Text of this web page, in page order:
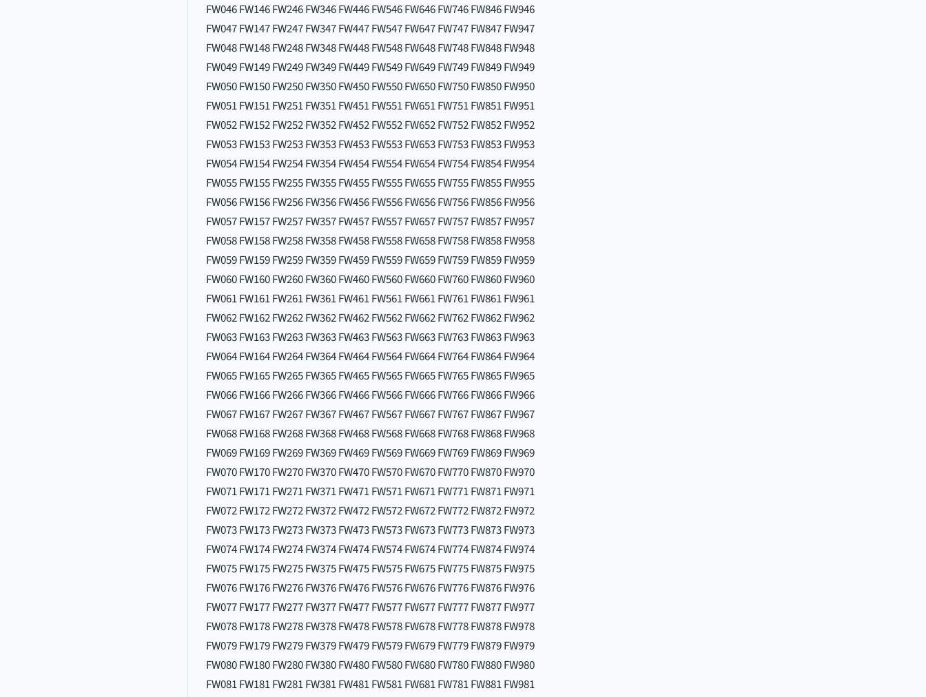
FW046 FW146 FW246 FW346 FW446 FW546 FW646 FW746 FW846 FW946
FW047 FW147 FW247 FW347 FW447 FW547 FW647 FW747 FW847 FW947
FW048 FW148 FW248 FW348 FW448 FW548 FW648 FW748 FW848 FW948
FW049 FW149 FW249 FW349 FW449 FW549 FW649 FW749 FW849 FW949
FW050 FW150 FW250 FW350 FW450 FW550 FW650 FW750 FW850 FW950
FW051 FW151 FW251 FW351 FW451 FW551 FW651 FW751 FW851 FW951
FW052 FW152 FW252 FW352 FW452 FW552 FW652 FW752 FW852 FW952
FW053 FW153 FW253 FW353 FW453 FW553 FW653 FW753 FW853 FW953
FW054 FW154 FW254 FW354 FW454 FW554 FW654 FW754 FW854 FW954
FW055 FW155 FW255 FW355 FW455 FW555 FW655 FW755 FW855 FW955
FW056 FW156 FW256 FW356 FW456 FW556 FW656 FW756 FW856 FW956
FW057 FW157 FW257 FW357 FW457 FW557 FW657 FW757 FW857 FW957
FW058 FW158 FW258 FW358 FW458 FW558 FW658 FW758 FW858 FW958
FW059 FW159 FW259 FW359 FW459 FW559 FW659 FW759 FW859 FW959
FW060 FW160 FW260 FW360 FW460 FW560 FW660 FW760 FW860 FW960
FW061 FW161 FW261 FW361 FW461 FW561 FW661 FW761 FW861 FW961
FW062 FW162 FW262 FW362 FW462 FW562 FW662 FW762 FW862 FW962
FW063 FW163 FW263 FW363 FW463 FW563 FW663 FW763 FW863 FW963
FW064 FW164 FW264 FW364 FW464 FW564 FW664 FW764 FW864 FW964
FW065 FW165 FW265 FW365 FW465 FW565 FW665 FW765 FW865 FW965
FW066 FW166 FW266 FW366 FW466 FW566 FW666 FW766 FW866 FW966
FW067 FW167 FW267 FW367 FW467 FW567 FW667 FW767 FW867 FW967
FW068 FW168 FW268 FW368 FW468 FW568 FW668 FW768 FW868 FW968
FW069 FW169 FW269 FW369 FW469 FW569 FW669 FW769 FW869 FW969
FW070 FW170 FW270 FW370 FW470 FW570 FW670 FW770 FW870 FW970
FW071 FW171 FW271 FW371 FW471 FW571 FW671 FW771 FW871 FW971
FW072 FW172 FW272 FW372 FW472 FW572 FW672 FW772 FW872 FW972
FW073 FW173 FW273 FW373 FW473 FW573 FW673 FW773 FW873 FW973
FW074 FW174 FW274 FW374 FW474 FW574 FW674 FW774 FW874 FW974
FW075 FW175 FW275 FW375 FW475 FW575 FW675 FW775 FW875 FW975
FW076 FW176 FW276 FW376 FW476 FW576 FW676 FW776 FW876 FW976
FW077 FW177 FW277 FW377 FW477 FW577 FW677 FW777 FW877 FW977
FW078 FW178 FW278 FW378 FW478 FW578 FW678 FW778 FW878 FW978
FW079 FW179 FW279 FW379 FW479 FW579 FW679 FW779 FW879 FW979
FW080 FW180 FW280 FW380 FW480 FW580 FW680 FW780 FW880 FW980
FW081 FW181 FW281 FW381 FW481 FW581 FW681 FW781 FW881 FW981